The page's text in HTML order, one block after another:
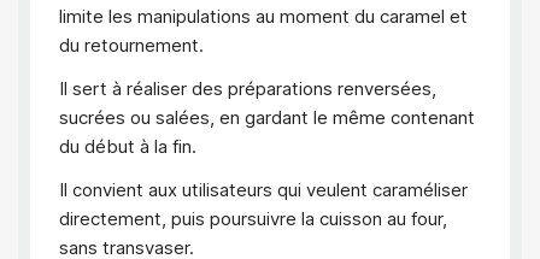
limite les manipulations au moment du caramel et
du retournement.
Il sert à réaliser des préparations renversées,
sucrées ou salées, en gardant le même contenant
du début à la fin.
Il convient aux utilisateurs qui veulent caraméliser
directement, puis poursuivre la cuisson au four,
sans transvaser.